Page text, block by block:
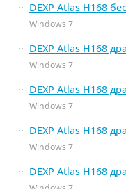
DEXP Atlas H168
Windows 7
DEXP Atlas H168
Windows 7
DEXP Atlas H168
Windows 7
DEXP Atlas H168
Windows 7
DEXP Atlas H168